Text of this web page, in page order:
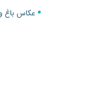
عکاس باغ